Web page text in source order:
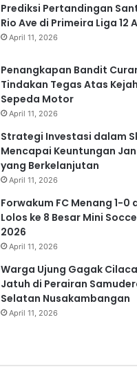
Prediksi Pertandingan
Rio Ave di Primeira Liga 12
April 11, 2026
Penangkapan Bandit
Tindakan Tegas Atas
Sepeda Motor
April 11, 2026
Strategi Investasi dalam
Mencapai Keuntungan
yang Berkelanjutan
April 11, 2026
Forwakum FC Menang 1-0
Lolos ke 8 Besar Mini
2026
April 11, 2026
Warga Ujung Gagak
Jatuh di Perairan
Selatan Nusakambangan
April 11, 2026